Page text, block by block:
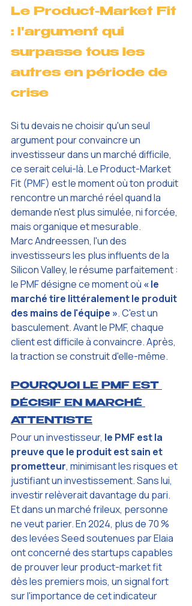
Le Product-Market Fit
: l'argument qui
surpasse tous les
autres en période de
crise
Si tu devais ne choisir qu'un seul
argument pour convaincre un
investisseur dans un marché difficile,
ce serait celui-là. Le Product-Market
Fit (PMF) est le moment où ton produit
rencontre un marché réel quand la
demande n'est plus simulée, ni forcée,
mais organique et mesurable.
Marc Andreessen, l'un des
investisseurs les plus influents de la
Silicon Valley, le résume parfaitement :
le PMF désigne ce moment où « le
marché tire littéralement le produit
des mains de l'équipe ». C'est un
basculement. Avant le PMF, chaque
client est difficile à convaincre. Après,
la traction se construit d'elle-même.
POURQUOI LE PMF EST
DÉCISIF EN MARCHÉ
ATTENTISTE
Pour un investisseur, le PMF est la
preuve que le produit est sain et
prometteur, minimisant les risques et
justifiant un investissement. Sans lui,
investir relèverait davantage du pari.
Et dans un marché frileux, personne
ne veut parier. En 2024, plus de 70 %
des levées Seed soutenues par Elaia
ont concerné des startups capables
de prouver leur product-market fit
dès les premiers mois, un signal fort
sur l'importance de cet indicateur